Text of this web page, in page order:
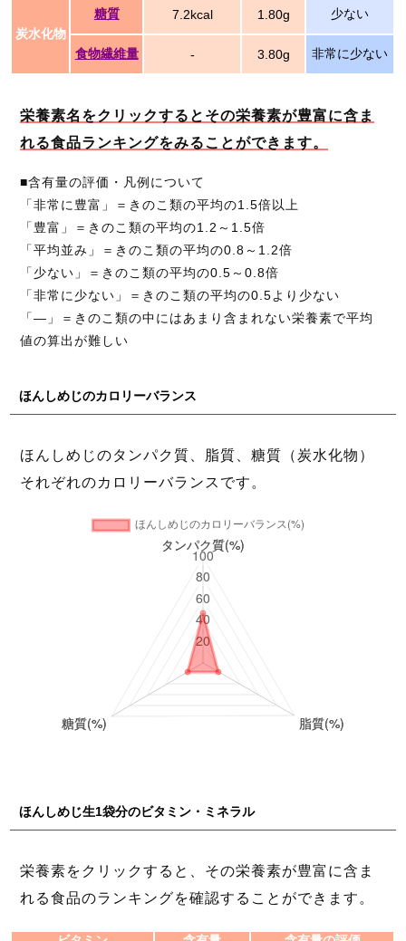
炭水化物
糖質 7.2kcal 1.80g 少ない
食物繊維量 - 3.80g 非常に少ない
栄養素名をクリックするとその栄養素が豊富に含ま
れる食品ランキングをみることができます。
■含有量の評価・凡例について
「非常に豊富」＝きのこ類の平均の1.5倍以上
「豊富」＝きのこ類の平均の1.2～1.5倍
「平均並み」＝きのこ類の平均の0.8～1.2倍
「少ない」＝きのこ類の平均の0.5～0.8倍
「非常に少ない」＝きのこ類の平均の0.5より少ない
「―」＝きのこ類の中にはあまり含まれない栄養素で平均
値の算出が難しい
ほんしめじのカロリーバランス
ほんしめじのタンパク質、脂質、糖質（炭水化物）
それぞれのカロリーバランスです。
ほんしめじ生1袋分のビタミン・ミネラル
栄養素をクリックすると、その栄養素が豊富に含ま
れる食品のランキングを確認することができます。